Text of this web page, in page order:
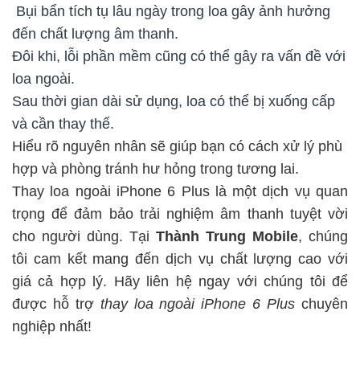
Bụi bẩn tích tụ lâu ngày trong loa gây ảnh hưởng
đến chất lượng âm thanh.
Đôi khi, lỗi phần mềm cũng có thể gây ra vấn đề với
loa ngoài.
Sau thời gian dài sử dụng, loa có thể bị xuống cấp
và cần thay thế.
Hiểu rõ nguyên nhân sẽ giúp bạn có cách xử lý phù
hợp và phòng tránh hư hỏng trong tương lai.
Thay loa ngoài iPhone 6 Plus là một dịch vụ quan
trọng để đảm bảo trải nghiệm âm thanh tuyệt vời
cho người dùng. Tại Thành Trung Mobile, chúng
tôi cam kết mang đến dịch vụ chất lượng cao với
giá cả hợp lý. Hãy liên hệ ngay với chúng tôi để
được hỗ trợ thay loa ngoài iPhone 6 Plus chuyên
nghiệp nhất!